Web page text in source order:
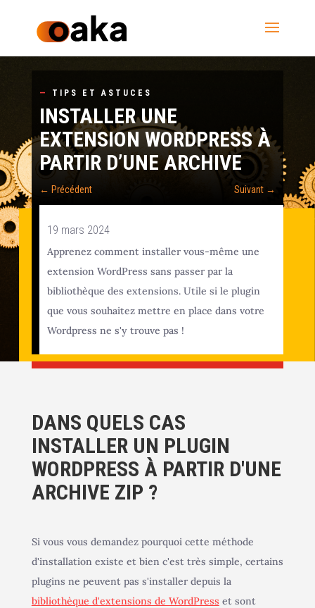
— TIPS ET ASTUCES
INSTALLER UNE
EXTENSION WORDPRESS À
PARTIR D’UNE ARCHIVE
← Précédent Suivant →
19 mars 2024
Apprenez comment installer vous-même une
extension WordPress sans passer par la
bibliothèque des extensions. Utile si le plugin
que vous souhaitez mettre en place dans votre
Wordpress ne s'y trouve pas !
DANS QUELS CAS
INSTALLER UN PLUGIN
WORDPRESS À PARTIR D'UNE
ARCHIVE ZIP ?
Si vous vous demandez pourquoi cette méthode
d'installation existe et bien c'est très simple, certains
plugins ne peuvent pas s'installer depuis la
bibliothèque d'extensions de WordPress et sont